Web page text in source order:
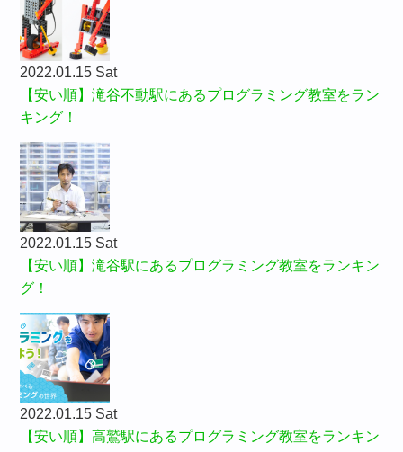
2022.01.15 Sat
【安い順】滝谷不動駅にあるプログラミング教室をラン
キング！
2022.01.15 Sat
【安い順】滝谷駅にあるプログラミング教室をランキン
グ！
2022.01.15 Sat
【安い順】高鷲駅にあるプログラミング教室をランキン